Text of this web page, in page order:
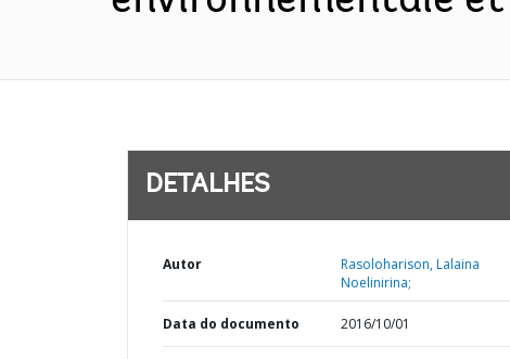
DETALHES
Autor
Rasoloharison, Lalaina
Noelinirina;
Data do documento 2016/10/01